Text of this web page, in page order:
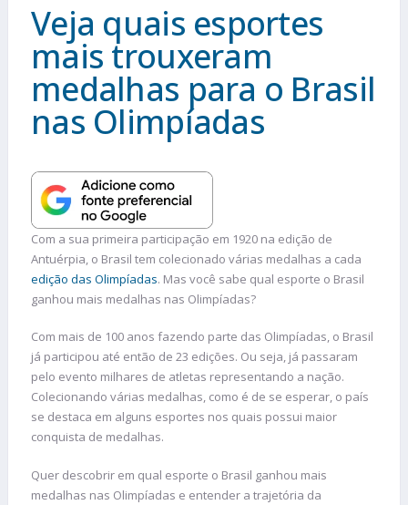
Veja quais esportes
mais trouxeram
medalhas para o Brasil
nas Olimpíadas
Com a sua primeira participação em 1920 na edição de
Antuérpia, o Brasil tem colecionado várias medalhas a cada
edição das Olimpíadas. Mas você sabe qual esporte o Brasil
ganhou mais medalhas nas Olimpíadas?
Com mais de 100 anos fazendo parte das Olimpíadas, o Brasil
já participou até então de 23 edições. Ou seja, já passaram
pelo evento milhares de atletas representando a nação.
Colecionando várias medalhas, como é de se esperar, o país
se destaca em alguns esportes nos quais possui maior
conquista de medalhas.
Quer descobrir em qual esporte o Brasil ganhou mais
medalhas nas Olimpíadas e entender a trajetória da